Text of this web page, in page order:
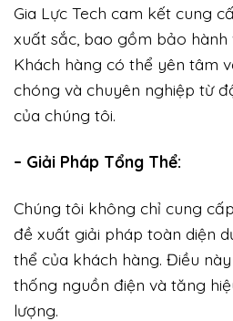
Gia Lực Tech cam kết cung
xuất sắc, bao gồm bảo
Khách hàng có thể yên tâm
chóng và chuyên nghiệp từ
của chúng tôi.
– Giải Pháp Tổng Thể:
Chúng tôi không chỉ cung
đề xuất giải pháp toàn diện
thể của khách hàng. Điều
thống nguồn điện và tăng
lượng.